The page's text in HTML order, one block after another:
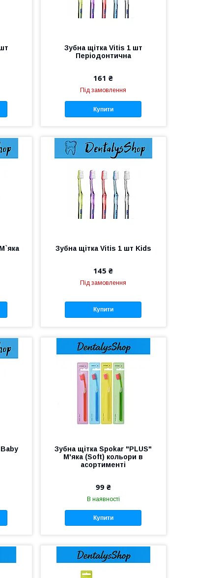
Зубна щітка Vitis 1 шт
Періодонтична
161 ₴
Під замовлення
Купити
Зубна щітка Vitis 1 шт Kids
145 ₴
Під замовлення
Купити
Зубна щітка Spokar "PLUS"
М'яка (Soft) кольори в
асортименті
99 ₴
В наявності
Купити